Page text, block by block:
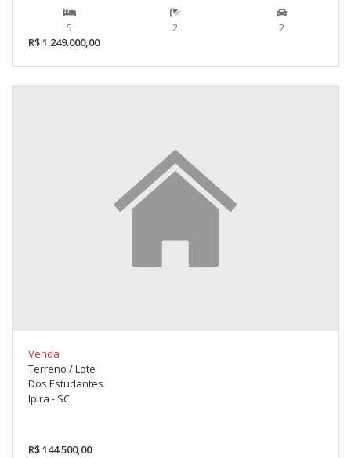
5 2
2
R$ 1.249.000,00
Venda
Terreno / Lote
Dos Estudantes
Ipira - SC
R$ 144.500,00